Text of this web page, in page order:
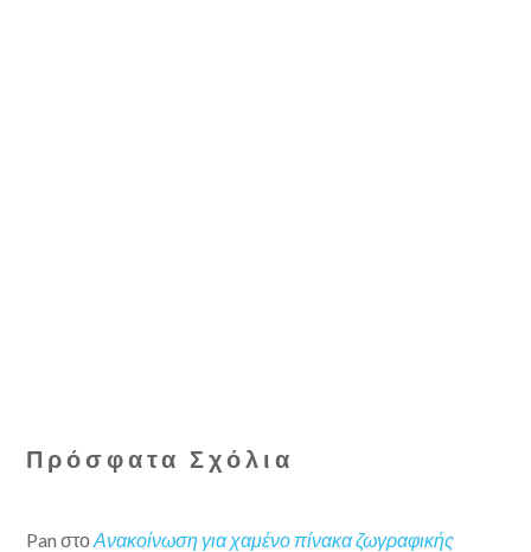
Πρόσφατα Σχόλια
Pan στοΑνακοίνωση για χαμένο πίνακα ζωγραφικής